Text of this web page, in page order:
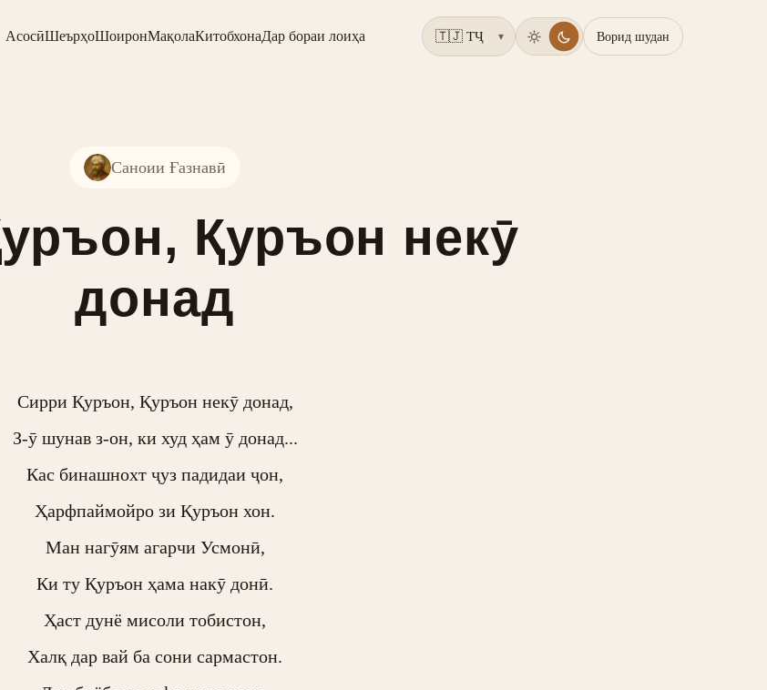
АсосӣШеърҳоШоиронМақолаКитобхонаДар бораи лоиҳа ▾ Ворид шудан
Саноии Ғазнавӣ
Қуръон некӯ
донад
Сирри Қуръон, Қуръон некӯ донад,
З-ӯ шунав з-он, ки худ ҳам ӯ донад...
Кас бинашнохт ҷуз падидаи ҷон,
Ҳарфпаймойро зи Қуръон хон.
Ман нагӯям агарчи Усмонӣ,
Ки ту Қуръон ҳама накӯ донӣ.
Ҳаст дунё мисоли тобистон,
Халқ дар вай ба сони сармастон.